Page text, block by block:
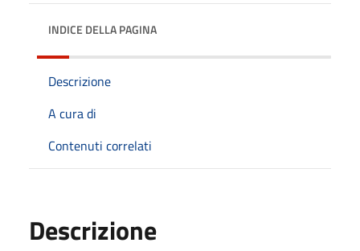
INDICE DELLA PAGINA
Descrizione
A cura di
Contenuti correlati
Descrizione